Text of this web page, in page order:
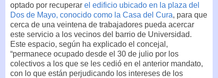
optado por recuperar el edificio ubicado en la plaza del
Dos de Mayo, conocido como la Casa del Cura, para que
cerca de una veintena de trabajadores pueda acercar
este servicio a los vecinos del barrio de Universidad.
Este espacio, según ha explicado el concejal,
“permanece ocupado desde el 30 de julio por los
colectivos a los que se les cedió en el anterior mandato,
con lo que están perjudicando los intereses de los